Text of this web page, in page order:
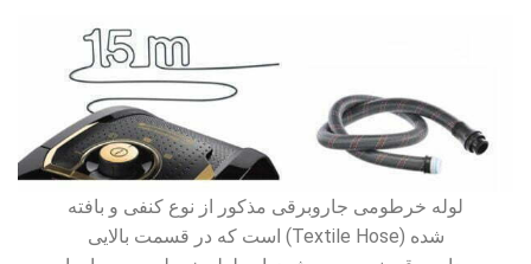
لوله خرطومی جاروبرقی مذکور از نوع کنفی و بافته
شده (Textile Hose) است که در قسمت بالایی